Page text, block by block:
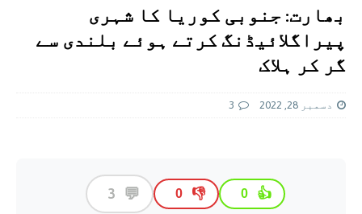
بھارت: جنوبی کوریا کا شہری
پیراگلائیڈنگ کرتے ہوئے بلندی سے
گر کر ہلاک
دسمبر 28, 2022 3
👍
0
👎
0
💬
3